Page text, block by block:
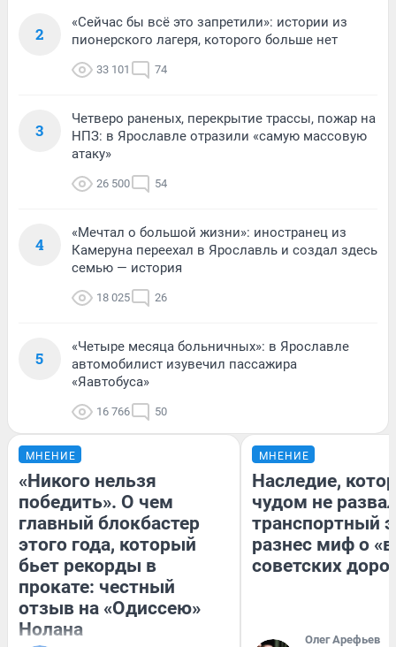
2
«Сейчас бы всё это запретили»: истории из
пионерского лагеря, которого больше нет
33 101 74
3
Четверо раненых, перекрытие трассы, пожар на
НПЗ: в Ярославле отразили «самую массовую
атаку»
26 500 54
4
«Мечтал о большой жизни»: иностранец из
Камеруна переехал в Ярославль и создал здесь
семью — история
18 025 26
5
«Четыре месяца больничных»: в Ярославле
автомобилист изувечил пассажира
«Яавтобуса»
16 766 50
МНЕНИЕ
«Никого нельзя
победить». О чем
главный блокбастер
этого года, который
бьет рекорды в
прокате: честный
отзыв на «Одиссею»
Нолана
МНЕНИЕ
Наследие,
чудом не
транспортный
разнес миф о
советских
Олег Арефьев